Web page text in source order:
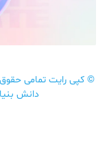
© کپی رایت تمامی
دانش